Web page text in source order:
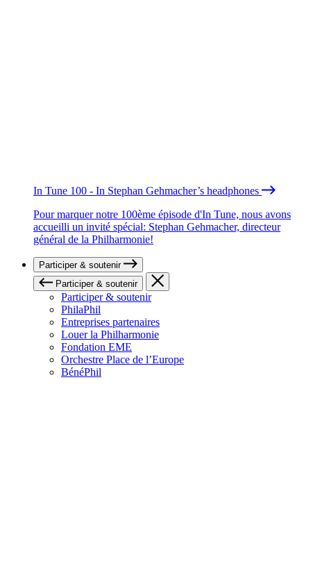
In Tune 100 - In Stephan Gehmacher’s headphones
Pour marquer notre 100ème épisode d'In Tune, nous avons
accueilli un invité spécial: Stephan Gehmacher, directeur
général de la Philharmonie!
Participer & soutenir
Participer & soutenir
Participer & soutenir
PhilaPhil
Entreprises partenaires
Louer la Philharmonie
Fondation EME
Orchestre Place de l’Europe
BénéPhil